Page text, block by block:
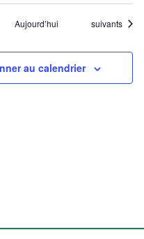
Aujourd’hui Évènements
suivants
au calendrier